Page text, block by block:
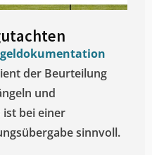
der Beurteilung
und
ist bei einer
sinnvoll.